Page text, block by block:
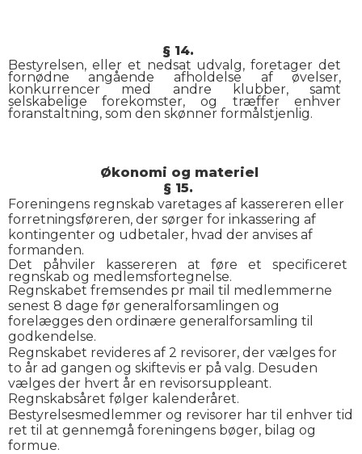
§ 14.
Bestyrelsen, eller et nedsat udvalg, foretager det
fornødne angående afholdelse af øvelser,
konkurrencer med andre klubber, samt
selskabelige forekomster, og træffer enhver
foranstaltning, som den skønner formålstjenlig.
Økonomi og materiel
§ 15.
Foreningens regnskab varetages af kassereren eller
forretningsføreren, der sørger for inkassering af
kontingenter og udbetaler, hvad der anvises af
formanden.
Det påhviler kassereren at føre et specificeret
regnskab og medlemsfortegnelse.
Regnskabet fremsendes pr mail til medlemmerne
senest 8 dage før generalforsamlingen og
forelægges den ordinære generalforsamling til
godkendelse.
Regnskabet revideres af 2 revisorer, der vælges for
to år ad gangen og skiftevis er på valg. Desuden
vælges der hvert år en revisorsuppleant.
Regnskabsåret følger kalenderåret.
Bestyrelsesmedlemmer og revisorer har til enhver tid
ret til at gennemgå foreningens bøger, bilag og
formue.